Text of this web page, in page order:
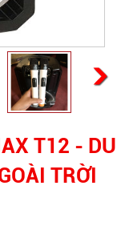
T12 - DU
TRỜI